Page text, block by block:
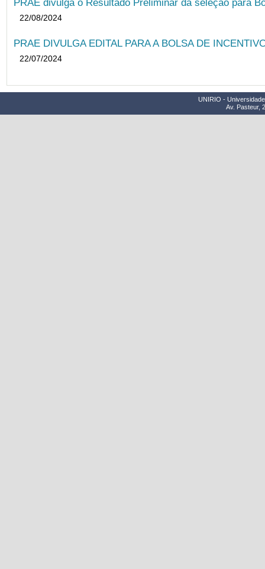
PRAE divulga o Resultado Preliminar da seleção para
22/08/2024
PRAE DIVULGA EDITAL PARA A BOLSA DE
22/07/2024
UNIRIO -
Av. Pasteur,